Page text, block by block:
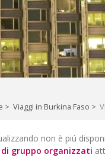
il mondo,
> Viaggi in Burkina Faso >
non è piú
gruppo organizzati